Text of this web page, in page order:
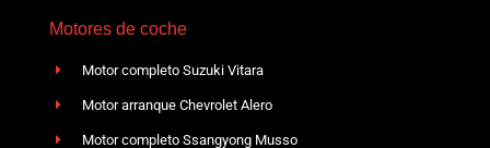
Motores de coche
Motor completo Suzuki Vitara
Motor arranque Chevrolet Alero
Motor completo Ssangyong Musso